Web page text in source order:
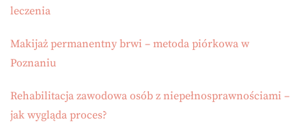
leczenia
Makijaż permanentny brwi – metoda piórkowa w
Poznaniu
Rehabilitacja zawodowa osób z niepełnosprawnościami –
jak wygląda proces?